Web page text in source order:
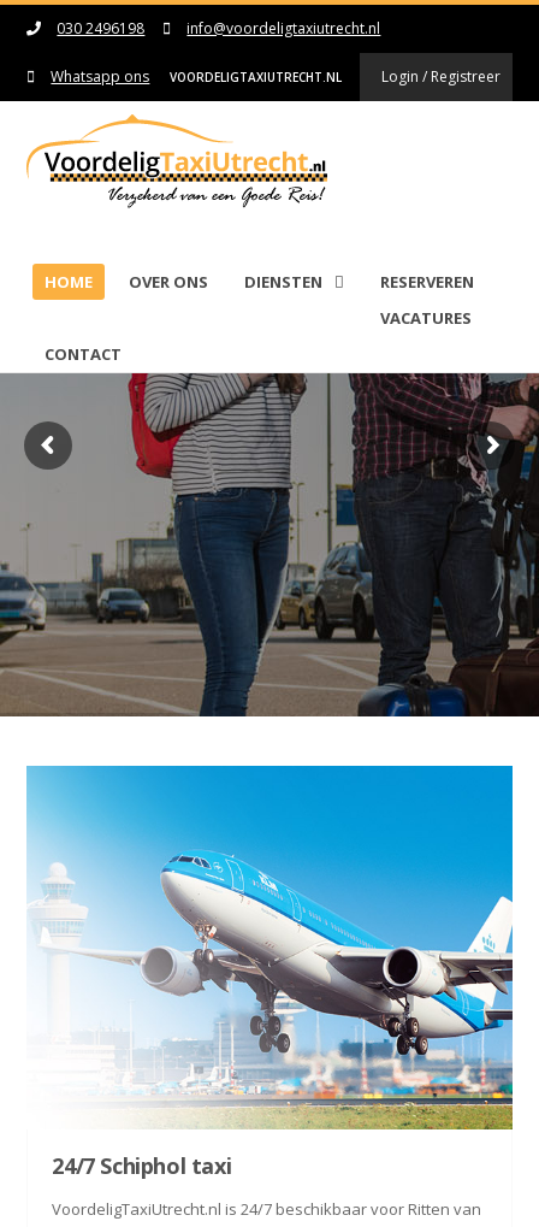
030 2496198 info@voordeligtaxiutrecht.nl
Whatsapp ons Login / Registreer
VOORDELIGTAXIUTRECHT.NL
HOME OVER ONS DIENSTEN
RESERVEREN
VACATURES
CONTACT
24/7 Schiphol taxi
VoordeligTaxiUtrecht.nl is 24/7 beschikbaar voor Ritten van